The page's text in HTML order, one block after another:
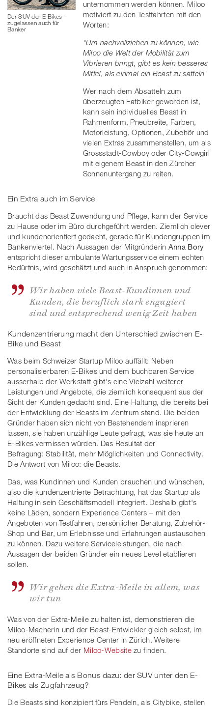
Der SUV der E-Bikes –
zugelassen auch für
Banker
unternommen werden können. Miloo
motiviert zu den Testfahrten mit den
Worten:
"Um nachvollziehen zu können, wie
Miloo die Welt der Mobilität zum
Vibrieren bringt, gibt es kein besseres
Mittel, als einmal ein Beast zu satteln"
Wer nach dem Absatteln zum
überzeugten Fatbiker geworden ist,
kann sein individuelles Beast in
Rahmenform, Pneubreite, Farben,
Motorleistung, Optionen, Zubehör und
vielen Extras zusammenstellen, um als
Grossstadt-Cowboy oder City-Cowgirl
mit eigenem Beast in den Zürcher
Sonnenuntergang zu reiten.
Ein Extra auch im Service
Braucht das Beast Zuwendung und Pflege, kann der Service
zu Hause oder im Büro durchgeführt werden. Ziemlich clever
und kundenorientiert gedacht, gerade für Kundengruppen im
Bankenviertel. Nach Aussagen der Mitgründerin Anna Bory
entspricht dieser ambulante Wartungsservice einem echten
Bedürfnis, wird geschätzt und auch in Anspruch genommen:
Wir haben viele Beast-Kundinnen und
Kunden, die beruflich stark engagiert
sind und entsprechend wenig Zeit haben
Kundenzentrierung macht den Unterschied zwischen E-
Bike und Beast
Was beim Schweizer Startup Miloo auffällt: Neben
personalisierbaren E-Bikes und dem buchbaren Service
ausserhalb der Werkstatt gibt's eine Vielzahl weiterer
Leistungen und Angebote, die ziemlich konsequent aus der
Sicht der Kunden gedacht sind. Eine Haltung, die bereits bei
der Entwicklung der Beasts im Zentrum stand. Die beiden
Gründer haben sich nicht von Bestehendem insprieren
lassen, sie haben unzählige Leute gefragt, was sie heute an
E-Bikes vermissen würden. Das Resultat der
Befragung: Stabilität, mehr Möglichkeiten und Connectivity.
Die Antwort von Miloo: die Beasts.
Das, was Kundinnen und Kunden brauchen und wünschen,
also die kundenzentrierte Betrachtung, hat das Startup als
Haltung in sein Geschäftsmodell integriert. Deshalb gibt's
keine Läden, sondern Experience Centers – mit den
Angeboten von Testfahren, persönlicher Beratung, Zubehör-
Shop und Bar, um Erlebnisse und Erfahrungen austauschen
zu können. Dazu weitere Serviceleistungen, die nach
Aussagen der beiden Gründer ein neues Level etablieren
sollen.
Wir gehen die Extra-Meile in allem, was
wir tun
Was von der Extra-Meile zu halten ist, demonstrieren die
Miloo-Macherin und der Beast-Entwickler gleich selbst, im
neu eröffneten Experience Center in Zürich. Weitere
Standorte sind auf der Miloo-Websitezu finden.
Eine Extra-Meile als Bonus dazu: der SUV unter den E-
Bikes als Zugfahrzeug?
Die Beasts sind konzipiert fürs Pendeln, als Citybike, stellen